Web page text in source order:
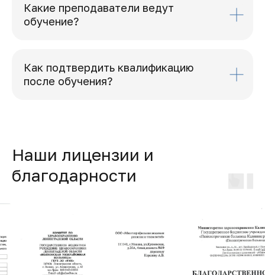
Какие преподаватели ведут
обучение?
Как подтвердить квалификацию
после обучения?
Наши лицензии и
благодарности